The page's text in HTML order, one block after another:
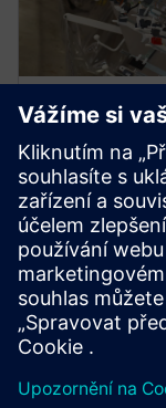
WEBINÁŘ
Digitální
výrobě
Podívejte se,
kabelové